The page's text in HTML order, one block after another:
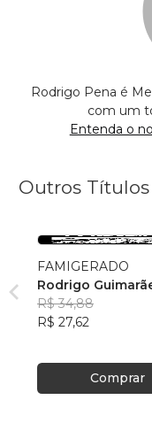
Rodrigo Pena é
com um
Entenda o
Outros
FAMIGERADO
Rodrigo
Pena
R$ 34,88
R$ 27,62
Comprar